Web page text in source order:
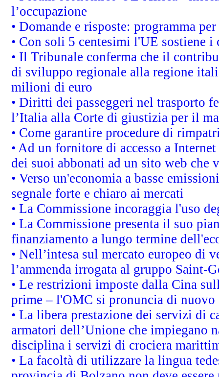
l’occupazione
• Domande e risposte: programma
• Con soli 5 centesimi l'UE sostiene
• Il Tribunale conferma che il
di sviluppo regionale alla regione
milioni di euro
• Diritti dei passeggeri nel trasporto
l’Italia alla Corte di giustizia per il
• Come garantire procedure di
• Ad un fornitore di accesso a
dei suoi abbonati ad un sito web che
• Verso un'economia a basse
segnale forte e chiaro ai mercati
• La Commissione incoraggia l'uso
• La Commissione presenta il suo
finanziamento a lungo termine
• Nell’intesa sul mercato europeo
l’ammenda irrogata al gruppo
• Le restrizioni imposte dalla Cina
prime – l'OMC si pronuncia di
• La libera prestazione dei servizi di
armatori dell’Unione che impiegano
disciplina i servizi di crociera
• La facoltà di utilizzare la lingua